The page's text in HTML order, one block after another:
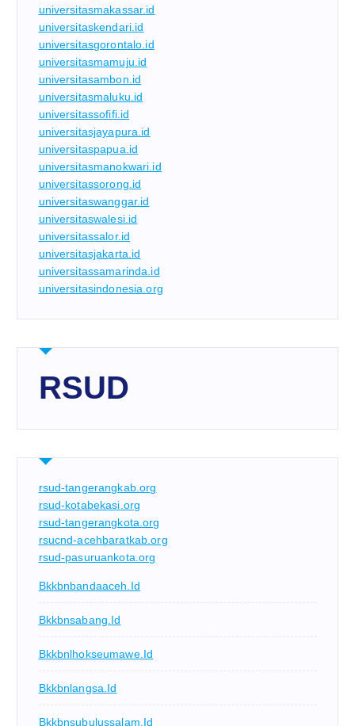
universitasmakassar.id
universitaskendari.id
universitasgorontalo.id
universitasmamuju.id
universitasambon.id
universitasmaluku.id
universitassofifi.id
universitasjayapura.id
universitaspapua.id
universitasmanokwari.id
universitassorong.id
universitaswanggar.id
universitaswalesi.id
universitassalor.id
universitasjakarta.id
universitassamarinda.id
universitasindonesia.org
RSUD
rsud-tangerangkab.org
rsud-kotabekasi.org
rsud-tangerangkota.org
rsucnd-acehbaratkab.org
rsud-pasuruankota.org
Bkkbnbandaaceh.id
Bkkbnsabang.id
Bkkbnlhokseumawe.id
Bkkbnlangsa.id
Bkkbnsubulussalam.id